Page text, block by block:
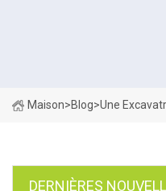
Maison>Blog>Une
DERNIÈRES